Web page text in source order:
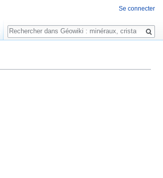
Se connecter
Rechercher